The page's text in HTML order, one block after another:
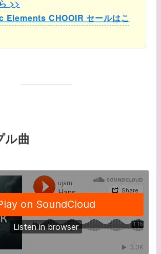
>>
Elements CHOOIR セールはこ
ル曲